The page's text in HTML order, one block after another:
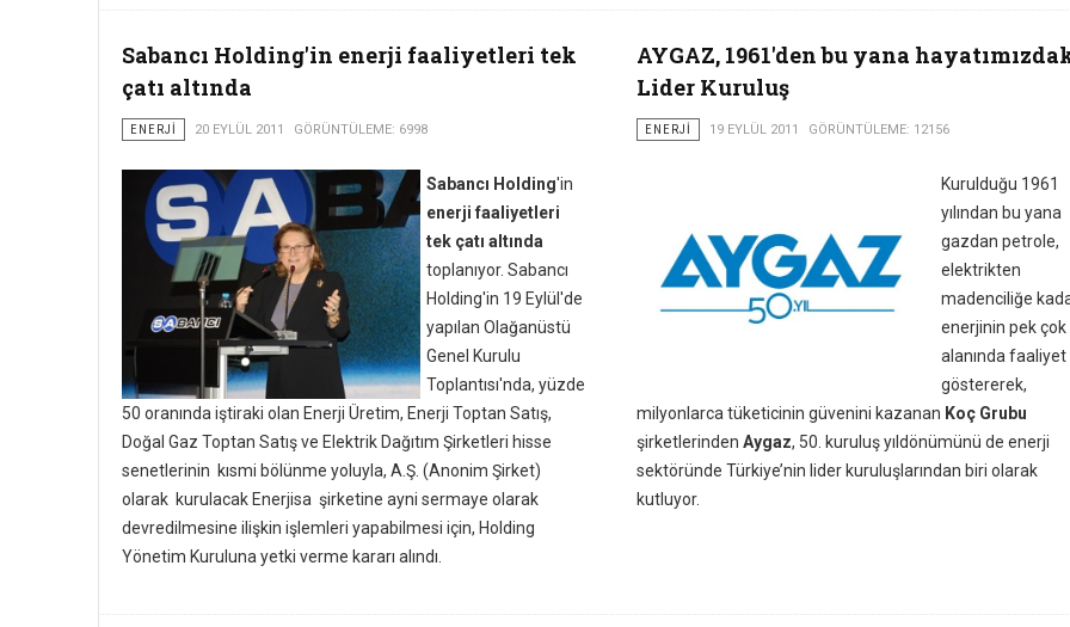
Sabancı Holding'in enerji faaliyetleri tek
çatı altında
ENERJI 20 EYLÜL 2011 GÖRÜNTÜLEME: 6998
Sabancı Holding'in
enerji faaliyetleri
tek çatı altında
toplanıyor. Sabancı
Holding'in 19 Eylül'de
yapılan Olağanüstü
Genel Kurulu
Toplantısı'nda, yüzde
50 oranında iştiraki olan Enerji Üretim, Enerji Toptan Satış,
Doğal Gaz Toptan Satış ve Elektrik Dağıtım Şirketleri hisse
senetlerinin kısmi bölünme yoluyla, A.Ş. (Anonim Şirket)
olarak kurulacak Enerjisa şirketine ayni sermaye olarak
devredilmesine ilişkin işlemleri yapabilmesi için, Holding
Yönetim Kuruluna yetki verme kararı alındı.
AYGAZ, 1961'den bu yana
Lider Kuruluş
ENERJI 19 EYLÜL 2011 GÖRÜNTÜLEME: 12156
Kurulduğu 1961
yılından bu yana
gazdan petrole,
elektrikten
madenciliğe
enerjinin pek çok
alanında faaliyet
göstererek,
milyonlarca tüketicinin güvenini kazanan Koç Grubu
şirketlerinden Aygaz, 50. kuruluş yıldönümünü de enerji
sektöründe Türkiye’nin lider kuruluşlarından biri olarak
kutluyor.